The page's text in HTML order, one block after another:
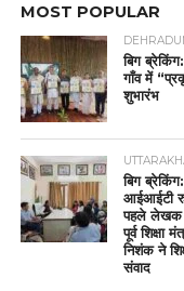
MOST POPULAR
बिग
गाँव में
शुभारंभ
बिग
आईआईटी
पहले लेखक
पूर्व शिक्षा
निशंक ने
संवाद